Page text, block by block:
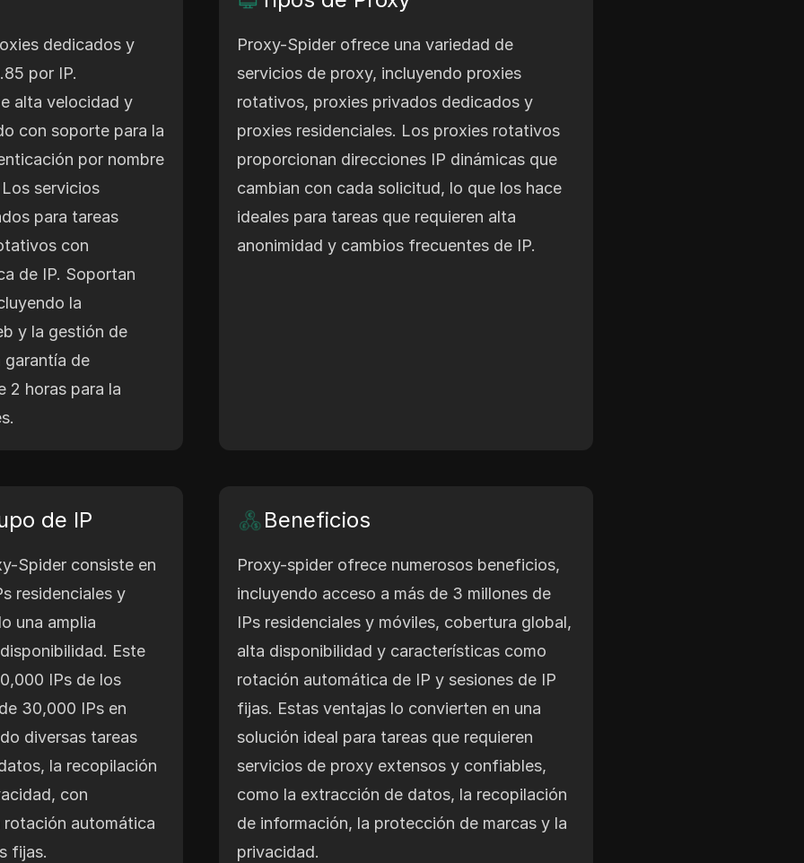
dedicados y
por IP.
alta velocidad y
con soporte para la
por nombre
servicios
para tareas
con
de IP. Soportan
la
y la gestión de
garantía de
2 horas para la
Proxy-Spider ofrece una variedad de
servicios de proxy, incluyendo proxies
rotativos, proxies privados dedicados y
proxies residenciales. Los proxies rotativos
proporcionan direcciones IP dinámicas que
cambian con cada solicitud, lo que los hace
ideales para tareas que requieren alta
anonimidad y cambios frecuentes de IP.
de IP
Spider consiste en
residenciales y
una amplia
Este
IPs de los
30,000 IPs en
diversas tareas
la recopilación
con
automática
fijas.
Beneficios
Proxy-spider ofrece numerosos beneficios,
incluyendo acceso a más de 3 millones de
IPs residenciales y móviles, cobertura global,
alta disponibilidad y características como
rotación automática de IP y sesiones de IP
fijas. Estas ventajas lo convierten en una
solución ideal para tareas que requieren
servicios de proxy extensos y confiables,
como la extracción de datos, la recopilación
de información, la protección de marcas y la
privacidad.